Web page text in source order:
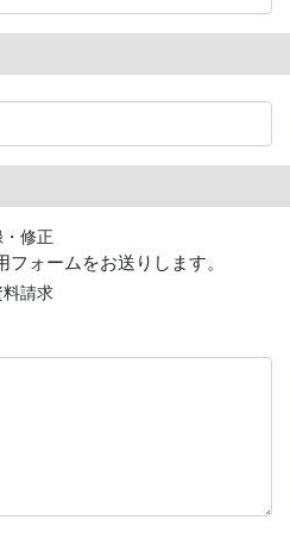
修正
ォームをお送りします。
請求